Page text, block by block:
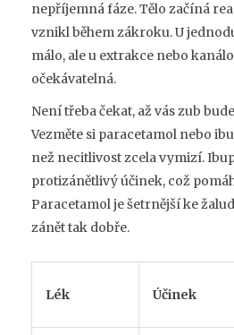
nepříjemná fáze. Tělo začíná
vznikl během zákroku. U
málo, ale u extrakce nebo
očekávatelná.
Není třeba čekat, až vás zub
Vezměte si paracetamol nebo
než necitlivost zcela vymizí.
protizánětlivý účinek, což
Paracetamol je šetrnější ke
zánět tak dobře.
Lék Účinek